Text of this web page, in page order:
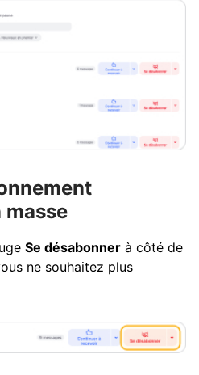
Se désabonner à côté de
ne souhaitez plus